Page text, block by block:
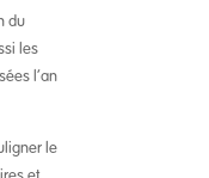
du
les
l’an
le